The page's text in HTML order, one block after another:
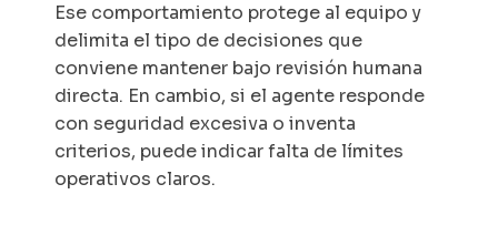
Ese comportamiento protege al equipo y
delimita el tipo de decisiones que
conviene mantener bajo revisión humana
directa. En cambio, si el agente responde
con seguridad excesiva o inventa
criterios, puede indicar falta de límites
operativos claros.